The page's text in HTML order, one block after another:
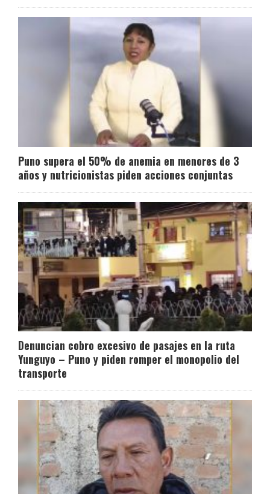
Puno supera el 50% de anemia en menores de 3
años y nutricionistas piden acciones conjuntas
Denuncian cobro excesivo de pasajes en la ruta
Yunguyo – Puno y piden romper el monopolio del
transporte